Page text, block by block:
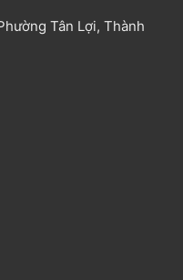
Tân Lợi, Thành